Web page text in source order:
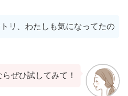
リ、わたしも気になってたの
らぜひ試してみて！